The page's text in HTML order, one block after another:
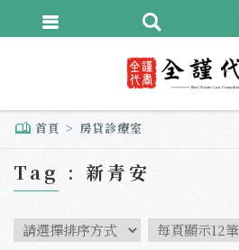
首頁 房貸診療室
Tag : 新青安
繁體中文
English